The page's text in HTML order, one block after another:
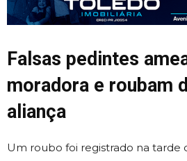
Falsas pedintes
moradora e roubam
aliança
Um roubo foi registrado na tarde